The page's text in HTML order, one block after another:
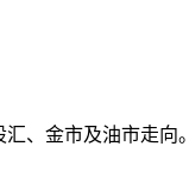
、金市及油市走向。